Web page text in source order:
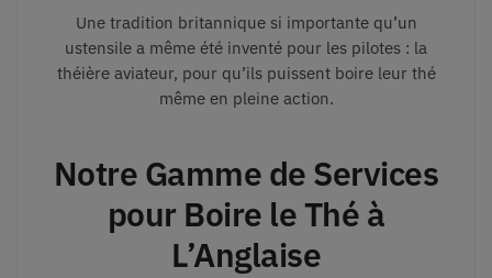
Une tradition britannique si importante qu’un
ustensile a même été inventé pour les pilotes : la
théière aviateur, pour qu’ils puissent boire leur thé
même en pleine action.
Notre Gamme de Services
pour Boire le Thé à
L’Anglaise